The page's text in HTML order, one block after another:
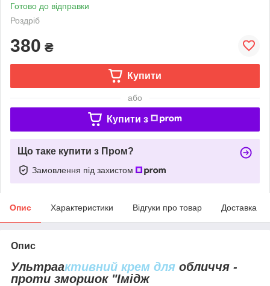
Готово до відправки
Роздріб
380 ₴
Купити
або
Купити з
Що таке купити з Пром?
Замовлення під захистом
Опис Характеристики Відгуки про товар Доставка
Опис
Ультраактивний крем для обличчя -
проти зморшок "Імідж